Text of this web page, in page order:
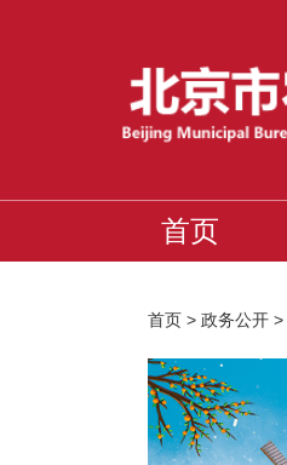
首页
首页 > 政务公开 >